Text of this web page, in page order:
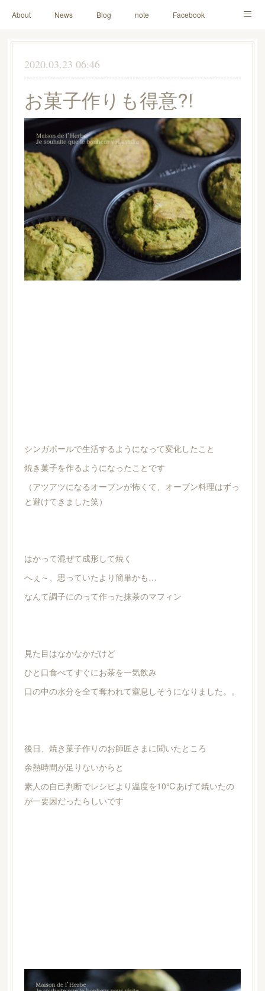
About News Blog note Facebook
Instagram Lesson Menu Schedule Contact
2020.03.23 06:46
お菓子作りも得意?!
シンガポールで生活するようになって変化したこと
焼き菓子を作るようになったことです
（アツアツになるオーブンが怖くて、オーブン料理はずっ
と避けてきました笑）
はかって混ぜて成形して焼く
へぇ～、思っていたより簡単かも…
なんて調子にのって作った抹茶のマフィン
見た目はなかなかだけど
ひと口食べてすぐにお茶を一気飲み
口の中の水分を全て奪われて窒息しそうになりました。。
後日、焼き菓子作りのお師匠さまに聞いたところ
余熱時間が足りないからと
素人の自己判断でレシピより温度を10℃あげて焼いたの
が一要因だったらしいです